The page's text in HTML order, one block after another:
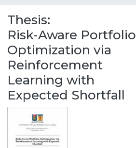
Depósito
Thesis:
Risk-Aware Portfolio
Optimization via
Reinforcement
Learning with
Expected Shortfall